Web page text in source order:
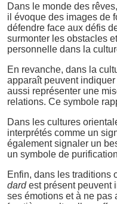
Dans le monde des
il évoque des images de
défendre face aux défis
surmonter les obstacles
personnelle dans la
En revanche, dans la
apparaît peuvent
aussi représenter une
relations. Ce symbole
Dans les cultures
interprétés comme un
également signaler un
un symbole de
Enfin, dans les traditions
dardest présent peuvent
ses émotions et à ne pas